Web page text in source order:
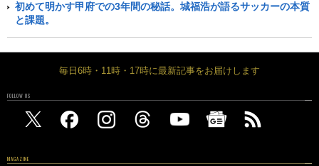
初めて明かす甲府での3年間の秘話。城福浩が語るサッカーの本質
と課題。
毎日6時・11時・17時に最新記事をお届けします
FOLLOW US
MAGAZINE